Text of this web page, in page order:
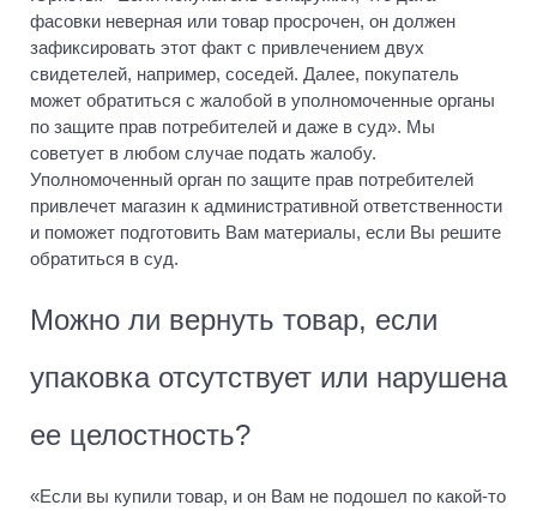
фасовки неверная или товар просрочен, он должен
зафиксировать этот факт с привлечением двух
свидетелей, например, соседей. Далее, покупатель
может обратиться с жалобой в уполномоченные органы
по защите прав потребителей и даже в суд». Мы
советует в любом случае подать жалобу.
Уполномоченный орган по защите прав потребителей
привлечет магазин к административной ответственности
и поможет подготовить Вам материалы, если Вы решите
обратиться в суд.
Можно ли вернуть товар, если
упаковка отсутствует или нарушена
ее целостность?
«Если вы купили товар, и он Вам не подошел по какой-то